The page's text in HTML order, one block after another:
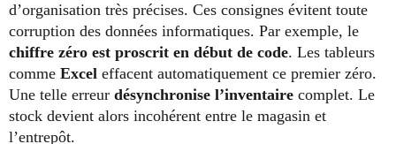
d’organisation très précises. Ces consignes évitent toute
corruption des données informatiques. Par exemple, le
chiffre zéro est proscrit en début de code. Les tableurs
comme Excel effacent automatiquement ce premier zéro.
Une telle erreur désynchronise l’inventaire complet. Le
stock devient alors incohérent entre le magasin et
l’entrepôt.